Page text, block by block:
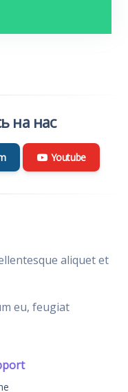
на нас
Youtube
aliquet et
eu, feugiat